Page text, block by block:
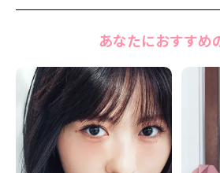
あなたにおすすめ